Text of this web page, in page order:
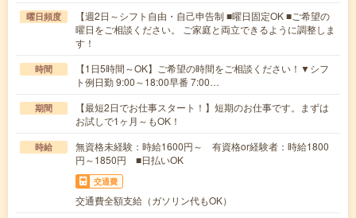
曜日頻度
【週2日～シフト自由・自己申告制 ■曜日固定OK ■ご希望の
曜日をご相談ください。 ご家庭と両立できるように調整しま
す！
時間
【1日5時間～OK】ご希望の時間をご相談ください！▼シフ
ト例日勤 9:00～18:00早番 7:00…
期間
【最短2日でお仕事スタート！】短期のお仕事です。まずは
お試しで1ヶ月～もOK！
時給
無資格未経験：時給1600円～ 有資格or経験者：時給1800
円～1850円 ■日払いOK
交通費
交通費全額支給（ガソリン代もOK）